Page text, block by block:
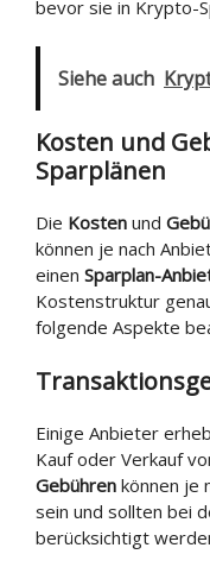
bevor sie in Krypto-
Siehe auch
Kosten und
Sparplänen
Die Kosten und
können je nach
einen Sparplan-
Kostenstruktur
folgende Aspekte
Einige Anbieter
Kauf oder Verkauf
Gebühren können je
sein und sollten bei
berücksichtigt